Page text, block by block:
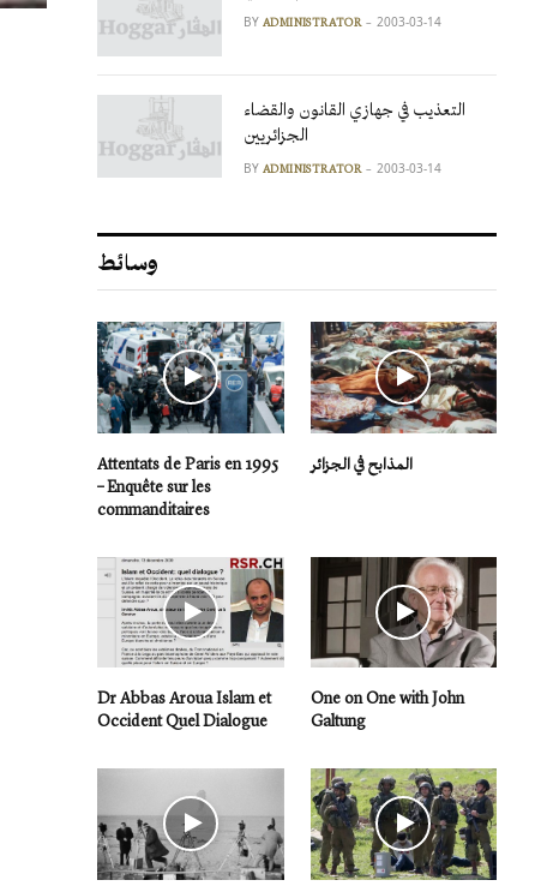
BY ADMINISTRATOR 2003-03-14
التعذيب في جهازي القانون والقضاء
الجزائريين
BY ADMINISTRATOR 2003-03-14
وسائط
Attentats de Paris en 1995
– Enquête sur les
commanditaires
المذابح في الجزائر
Dr Abbas Aroua Islam et
Occident Quel Dialogue
One on One with John
Galtung